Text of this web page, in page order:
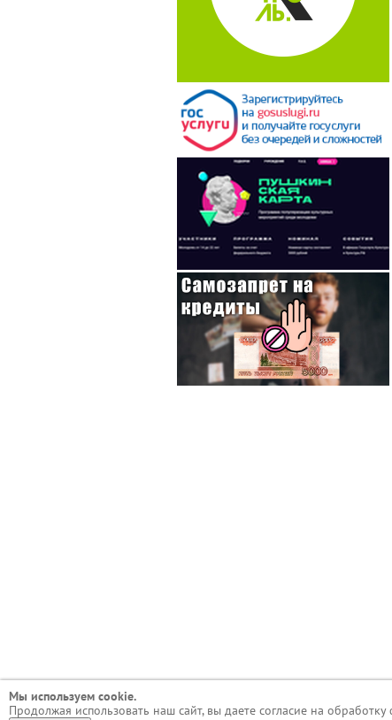
Мы используем сookie.
Продолжая использовать наш сайт, вы даете согласие на